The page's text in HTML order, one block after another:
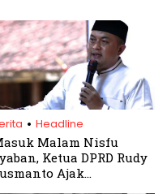
. Headline
Malam Nisfu
Ketua DPRD Rudy
Ajak